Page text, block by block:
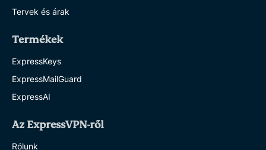
Tervek és árak
Termékek
ExpressKeys
ExpressMailGuard
ExpressAI
Az ExpressVPN-ről
Rólunk